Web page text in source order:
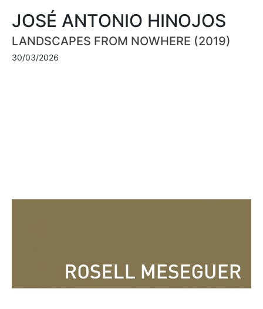
JOSÉ ANTONIO HINOJOS
LANDSCAPES FROM NOWHERE (2019)
30/03/2026